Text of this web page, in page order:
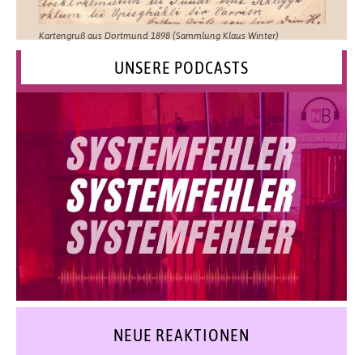
Kartengruß aus Dortmund 1898 (Sammlung Klaus Winter)
UNSERE PODCASTS
NEUE REAKTIONEN